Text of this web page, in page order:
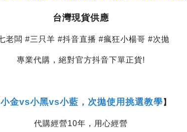
台灣現貨供應
老闆 #三只羊 #抖音直播 #瘋狂小楊哥 #次拋
專業代購，絕對官方抖音下單正貨!
小金vs小黑vs小藍，次拋使用挑選教學 】
代購經營10年，用心經營